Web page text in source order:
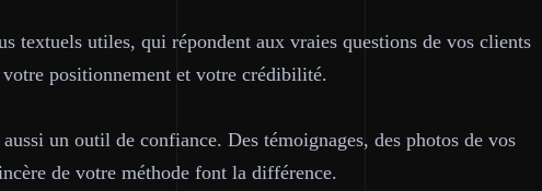
textuels utiles, qui répondent aux vraies questions de vos clients
positionnement et votre crédibilité.
un outil de confiance. Des témoignages, des photos de vos
de votre méthode font la différence.